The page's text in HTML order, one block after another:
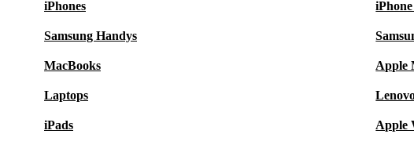
iPhones
Samsung Handys
MacBooks
Laptops
iPads
Apple
Apple